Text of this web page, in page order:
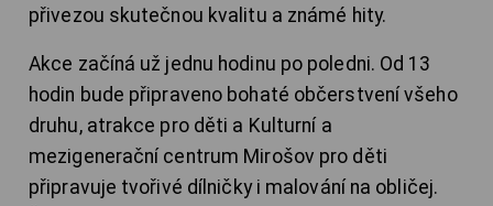
přivezou skutečnou kvalitu a známé hity.
Akce začíná už jednu hodinu po poledni. Od 13
hodin bude připraveno bohaté občerstvení všeho
druhu, atrakce pro děti a Kulturní a
mezigenerační centrum Mirošov pro děti
připravuje tvořivé dílničky i malování na obličej.